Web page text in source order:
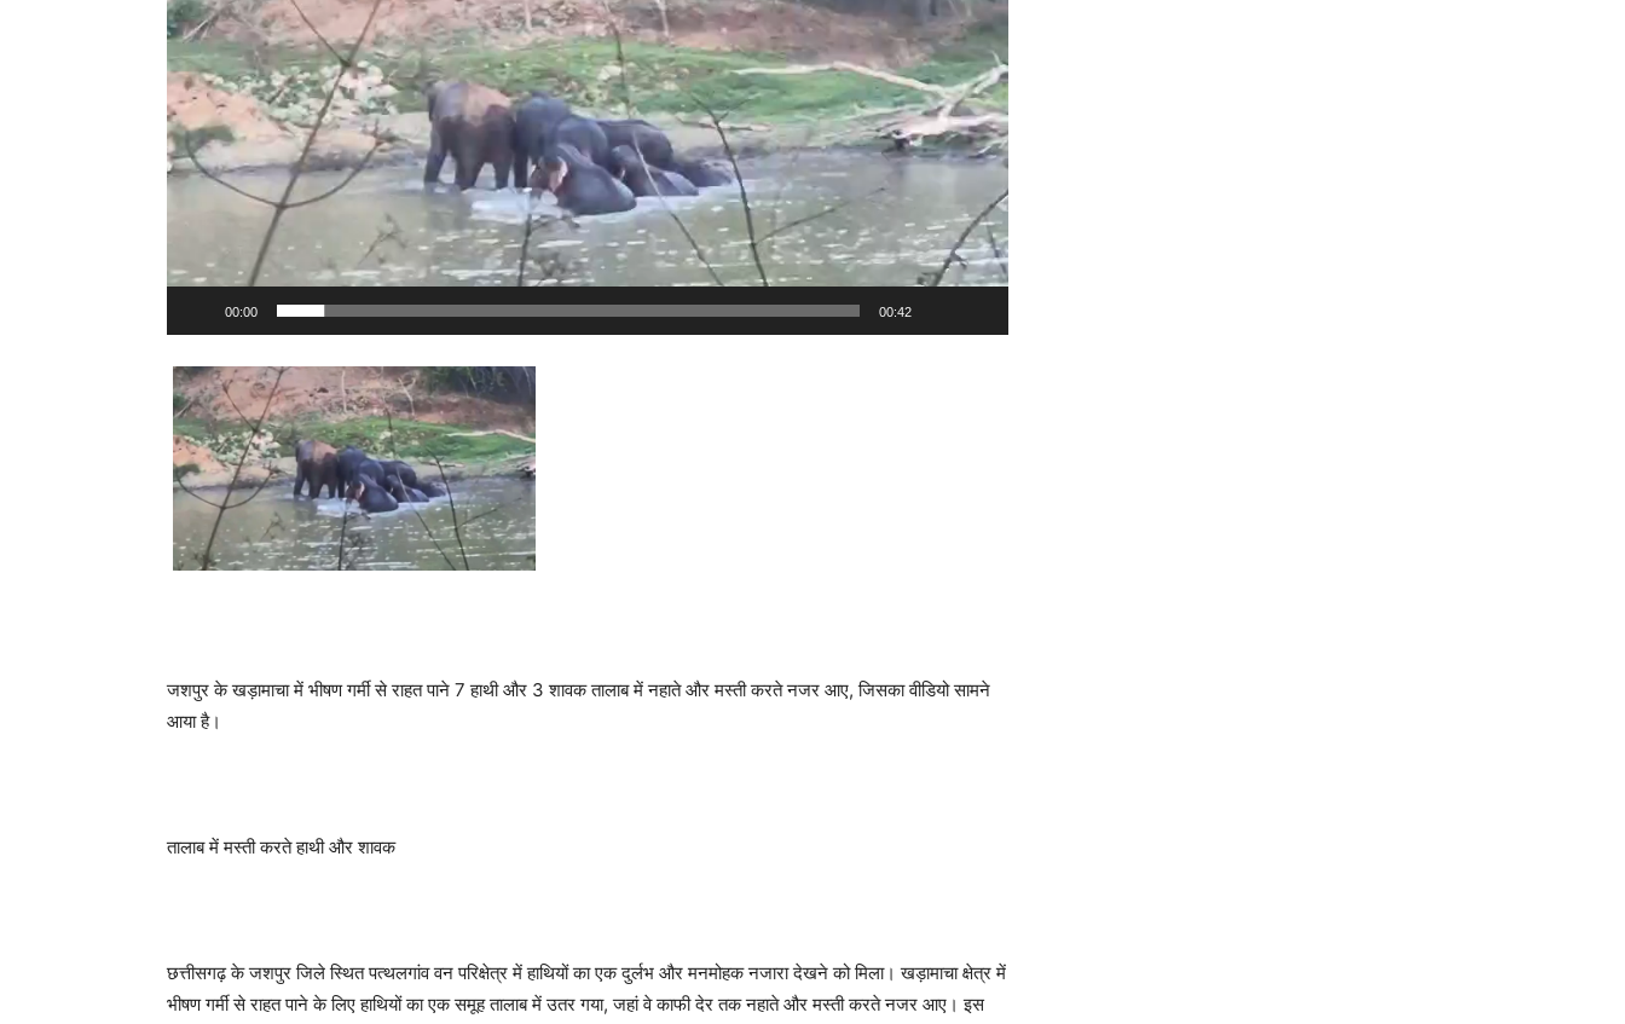
00:00 00:42
जशपुर के खड़ामाचा में भीषण गर्मी से राहत पाने 7 हाथी और 3 शावक तालाब में नहाते और मस्ती करते नजर आए, जिसका वीडियो सामने
आया है।
तालाब में मस्ती करते हाथी और शावक
छत्तीसगढ़ के जशपुर जिले स्थित पत्थलगांव वन परिक्षेत्र में हाथियों का एक दुर्लभ और मनमोहक नजारा देखने को मिला। खड़ामाचा क्षेत्र में
भीषण गर्मी से राहत पाने के लिए हाथियों का एक समूह तालाब में उतर गया, जहां वे काफी देर तक नहाते और मस्ती करते नजर आए। इस